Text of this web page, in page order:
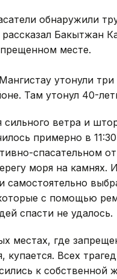
обнаружили
Бакытжан
месте.
утонули
Там утонул 40-
сильного ветра и
примерно в
спасательном
моря на
самостоятельно
с помощью
спасти не удалось.
местах, где
купается. Всех
к собственной